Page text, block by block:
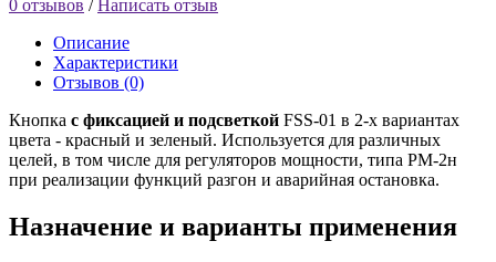
0 отзывов / Написать отзыв
Описание
Характеристики
Отзывов (0)
Кнопка с фиксацией и подсветкой FSS-01 в 2-х вариантах
цвета - красный и зеленый. Используется для различных
целей, в том числе для регуляторов мощности, типа РМ-2н
при реализации функций разгон и аварийная остановка.
Назначение и варианты применения